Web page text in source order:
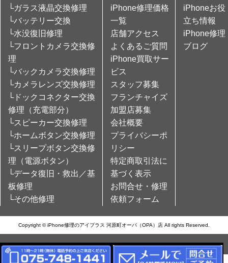
└ガラス液晶交換修理
└バッテリー交換
└水没復旧修理
└フロントカメラ交換修
理
└バックカメラ交換修理
└カメラレンズ交換修理
└ドックコネクター交換
修理（充電部分）
└スピーカー交換修理
└ホームボタン交換修理
└スリープボタン交換修
理（電源ボタン）
└データ復旧・救出／基
板修理
└その他修理
iPhone修理価格
一覧
店舗アクセス
よくあるご質問
iPhone買取サー
ビス
スタッフ募集
フランチャイズ
加盟店募集
会社概要
プライバシーポ
リシー
特定商取引法に
基づく表示
お問合せ・修理
依頼フォーム
iPhoneお役
立ち情報
iPhone修理
ブログ
Copyright © iPhone修理のアイプラス 河原町オーパ（OPA）店 All rights Reserved.